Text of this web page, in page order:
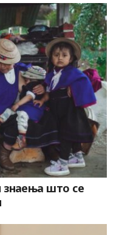
знаења што се